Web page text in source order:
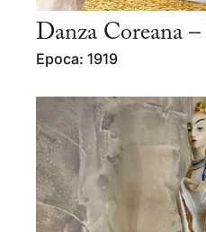
Danza Coreana
Epoca: 1919